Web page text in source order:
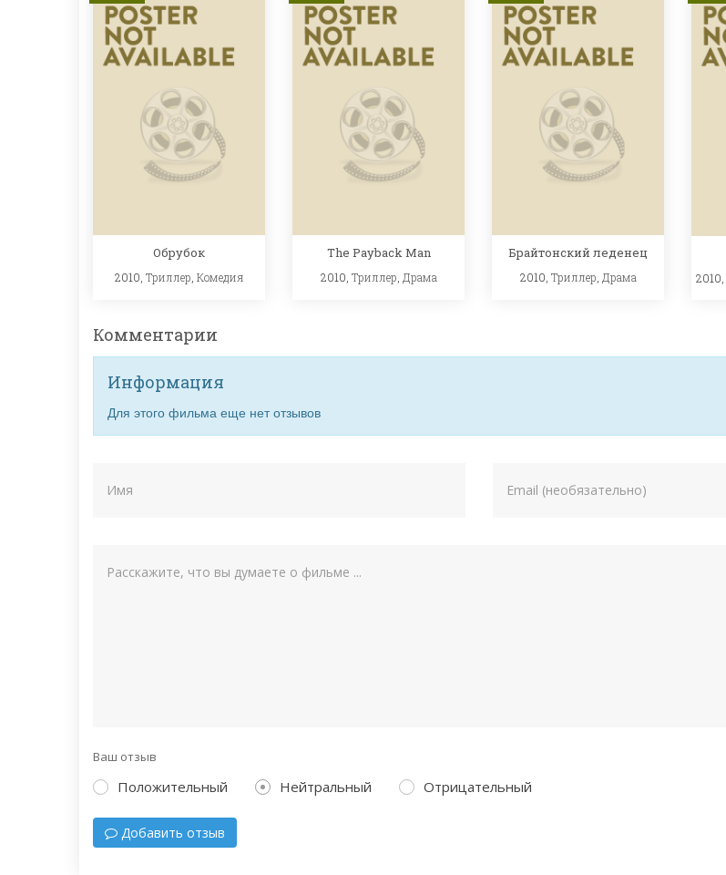
Обрубок
2010, Триллер Комедия
The Payback Man
2010, Триллер Драма
Брайтонский леденец
2010, Триллер Драма 2010,
Комментарии
Информация
Для этого фильма еще нет отзывов
Ваш отзыв
Положительный Нейтральный Отрицательный
Добавить отзыв